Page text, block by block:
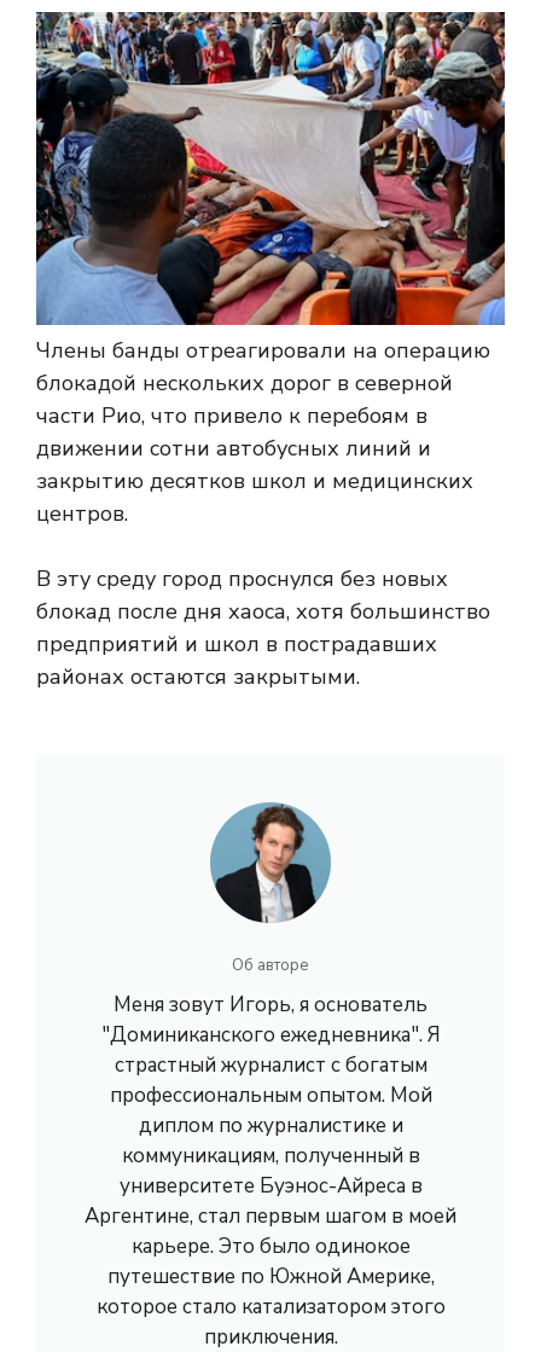
Члены банды отреагировали на операцию
блокадой нескольких дорог в северной
части Рио, что привело к перебоям в
движении сотни автобусных линий и
закрытию десятков школ и медицинских
центров.
В эту среду город проснулся без новых
блокад после дня хаоса, хотя большинство
предприятий и школ в пострадавших
районах остаются закрытыми.
Об авторе
Меня зовут Игорь, я основатель
"Доминиканского ежедневника". Я
страстный журналист с богатым
профессиональным опытом. Мой
диплом по журналистике и
коммуникациям, полученный в
университете Буэнос-Айреса в
Аргентине, стал первым шагом в моей
карьере. Это было одинокое
путешествие по Южной Америке,
которое стало катализатором этого
приключения.